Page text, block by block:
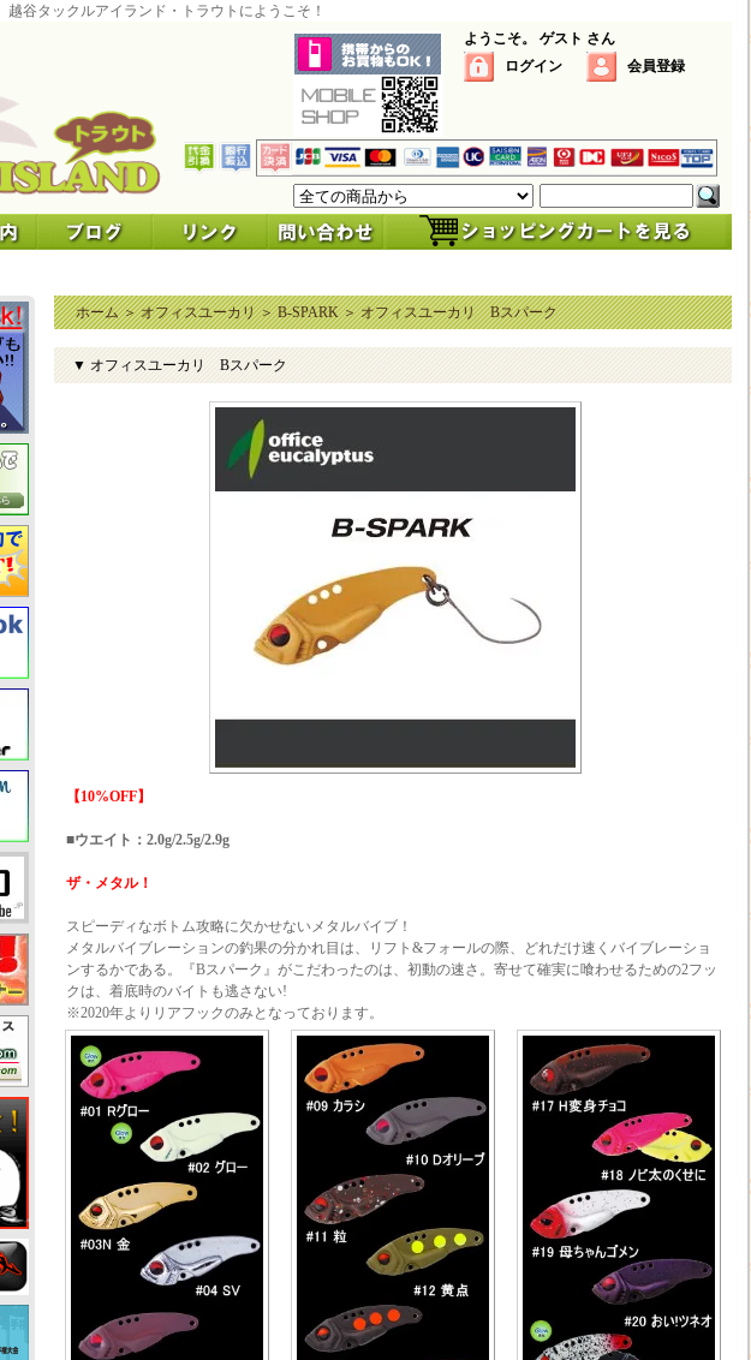
谷タックルアイランド・トラウトにようこそ！
ようこそ。 ゲスト さん
ログイン
会員登録
ホーム＞オフィスユーカリ＞B-SPARK＞オフィスユーカリ Bスパーク
▼ オフィスユーカリ Bスパーク
【10%OFF】
■ウエイト：2.0g/2.5g/2.9g
ザ・メタル！
スピーディなボトム攻略に欠かせないメタルバイブ！
メタルバイブレーションの釣果の分かれ目は、リフト&フォールの際、どれだけ速くバイブレーショ
ンするかである。『Bスパーク』がこだわったのは、初動の速さ。寄せて確実に喰わせるための2フッ
クは、着底時のバイトも逃さない!
※2020年よりリアフックのみとなっております。